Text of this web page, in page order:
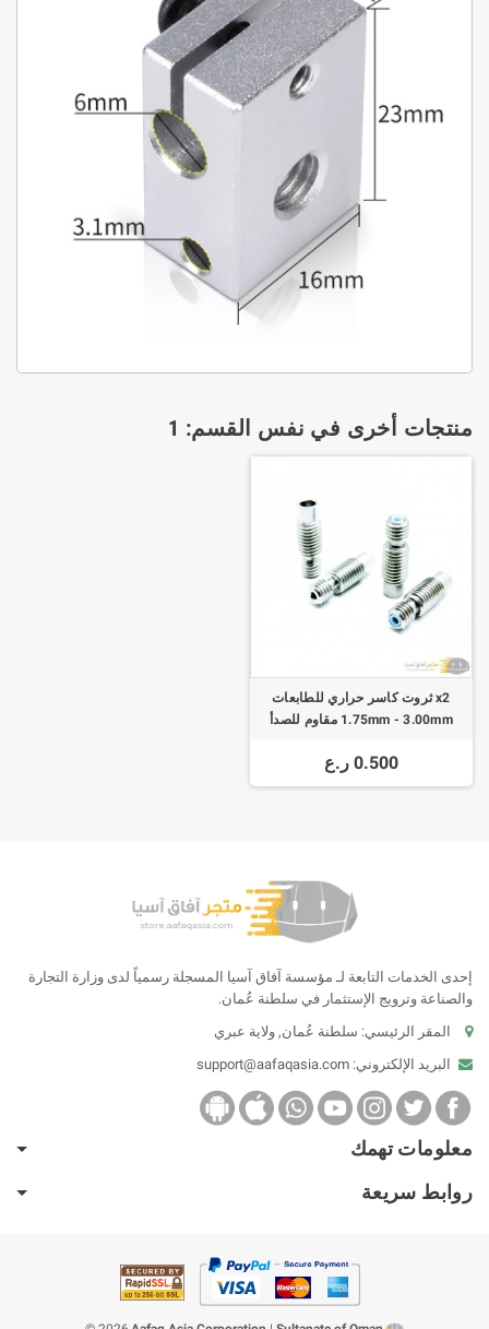
منتجات أخرى في نفس القسم: 1
x2 ثروت كاسر حراري للطابعات
1.75mm - 3.00mm مقاوم للصدأ
0.500 ر.ع
إحدى الخدمات التابعة لـ مؤسسة آفاق آسيا المسجلة رسمياً لدى وزارة التجارة
والصناعة وترويج الإستثمار في سلطنة عُمان.
المقر الرئيسي: سلطنة عُمان, ولاية عبري
البريد الإلكتروني: support@aafaqasia.com
معلومات تهمك
روابط سريعة